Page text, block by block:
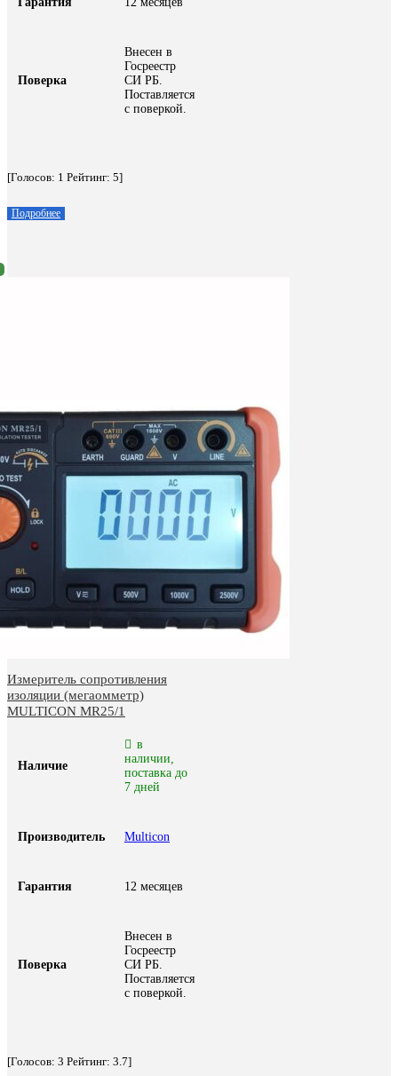
Поверка
Внесен в
Госреестр
СИ РБ.
Поставляется
с поверкой.
[Голосов: 1 Рейтинг: 5]
Подробнее
Измеритель сопротивления
изоляции (мегаомметр)
MULTICON MR25/1
Наличие
в
наличии,
поставка до
7 дней
Производитель Multicon
Гарантия 12 месяцев
Поверка
Внесен в
Госреестр
СИ РБ.
Поставляется
с поверкой.
[Голосов: 3 Рейтинг: 3.7]